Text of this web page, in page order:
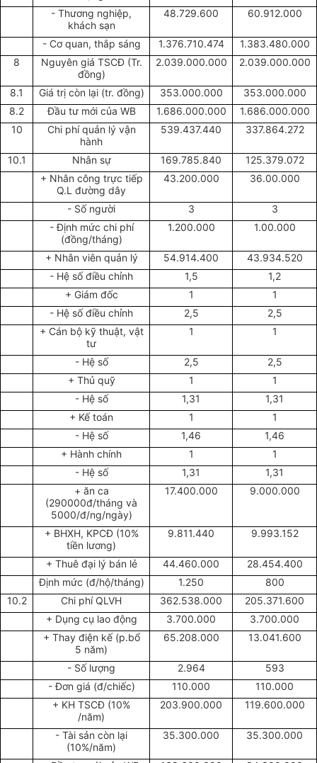
- Thương nghiệp,
khách sạn
48.729.600 60.912.000
- Cơ quan, thắp sáng 1.376.710.474
1.383.480.000
8
Nguyên giá TSCĐ (Tr.
đồng)
2.039.000.000 2.039.000.000
8.1 Giá trị còn lại (tr. đồng) 353.000.000
353.000.000
8.2
Đầu tư mới của WB 1.686.000.000
1.686.000.000
10
Chi phí quản lý vận
hành
539.437.440 337.864.272
10.1 Nhân sự 169.785.840
125.379.072
+ Nhân công trực tiếp
Q.L đường dây
43.200.000 36.00.000
- Số người 3
3
- Định mức chi phí
(đồng/tháng)
1.200.000 1.00.000
+ Nhân viên quản lý 54.914.400
43.934.520
- Hệ số điều chỉnh
1,5
1,2
+ Giám đốc
1
1
- Hệ số điều chỉnh
2,5
2,5
+ Cán bộ kỹ thuật, vật
tư
1 1
- Hệ số 2,5
2,5
+ Thủ quỹ
1
1
- Hệ số
1,31
1,31
+ Kế toán
1
1
- Hệ số
1,46
1,46
+ Hành chính
1
1
- Hệ số
1,31
1,31
+ ăn ca
(290000đ/tháng và
5000/đ/ng/ngày)
17.400.000 9.000.000
+ BHXH, KPCĐ (10%
tiền lương)
9.811.440 9.993.152
+ Thuê đại lý bán lẻ 44.460.000
28.454.400
Định mức (đ/hộ/tháng)
1.250
800
10.2
Chi phí QLVH 362.538.000
205.371.600
+ Dụng cụ lao động
3.700.000
3.700.000
+ Thay điện kế (p.bổ
5 năm)
65.208.000 13.041.600
- Số lượng 2.964
593
- Đơn giá (đ/chiếc)
110.000
110.000
+ KH TSCĐ (10%
/năm)
203.900.000 119.600.000
- Tài sản còn lại
(10%/năm)
35.300.000 35.300.000